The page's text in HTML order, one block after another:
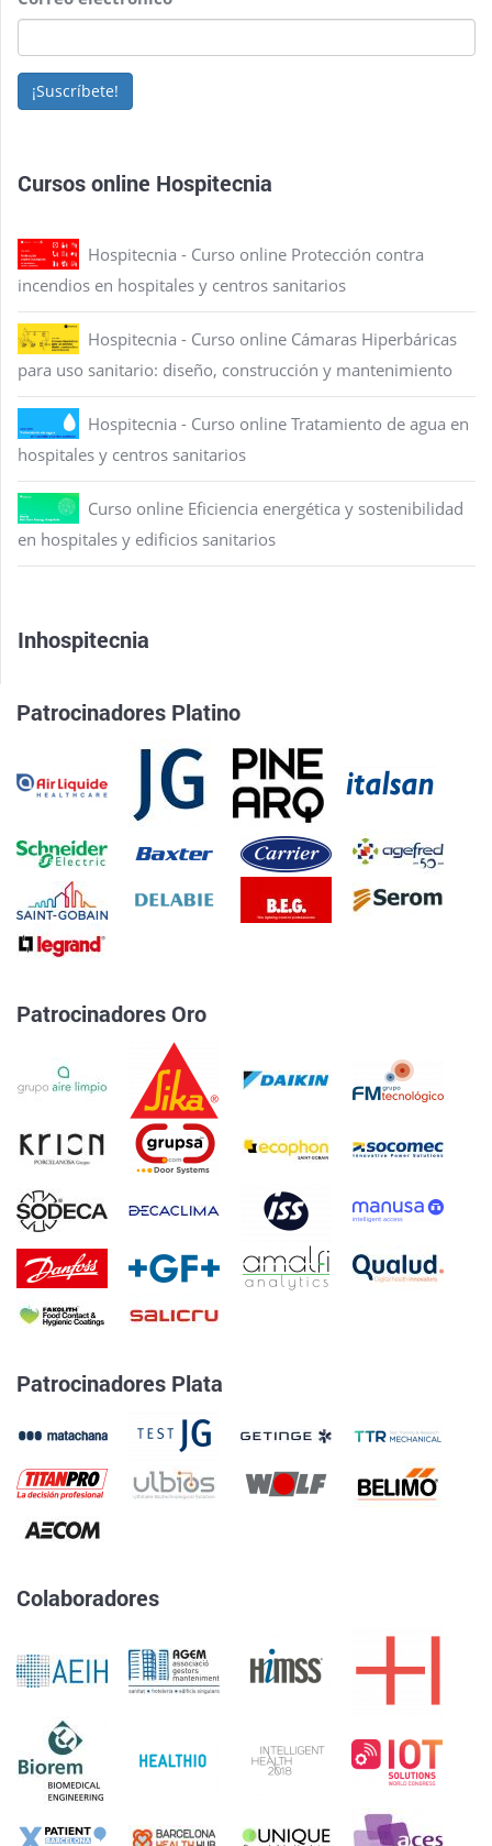
¡Suscríbete!
Cursos online Hospitecnia
Hospitecnia - Curso online Protección contra
incendios en hospitales y centros sanitarios
Hospitecnia - Curso online Cámaras Hiperbáricas
para uso sanitario: diseño, construcción y mantenimiento
Hospitecnia - Curso online Tratamiento de agua en
hospitales y centros sanitarios
Curso online Eficiencia energética y sostenibilidad
en hospitales y edificios sanitarios
Inhospitecnia
Patrocinadores Platino
Patrocinadores Oro
Patrocinadores Plata
Colaboradores